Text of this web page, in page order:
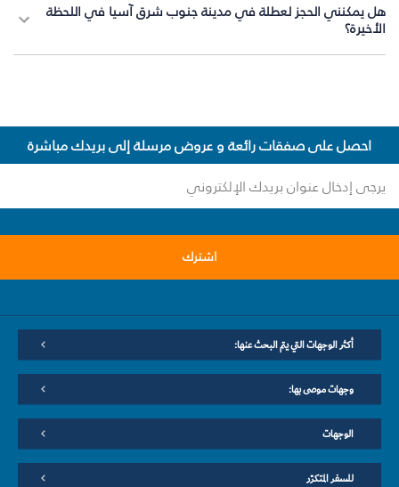
هل يمكنني الحجز لعطلة في مدينة جنوب شرق آسيا في اللحظة
الأخيرة؟
احصل على صفقات رائعة و عروض مرسلة إلى بريدك مباشرة
اشترك
أكثر الوجهات التي يتم البحث عنها:
وجهات موصى بها:
الوجهات
للسفر المتكرّر